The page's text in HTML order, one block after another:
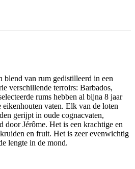
van rum gedistilleerd in een
verschillende terroirs: Barbados,
rums hebben al bijna 8 jaar
vaten. Elk van de loten
gerijpt in oude cognacvaten,
door Jérôme. Het is een krachtige en
en fruit. Het is zeer evenwichtig
lengte in de mond.